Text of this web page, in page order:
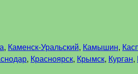
, Каменск-Уральский, Камышин,
, Красноярск, Крымск, Курган,